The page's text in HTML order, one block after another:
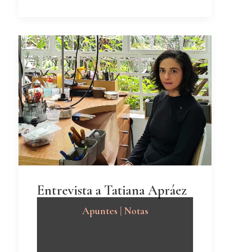
Entrevista a Tatiana Apráez
Apuntes | Notas